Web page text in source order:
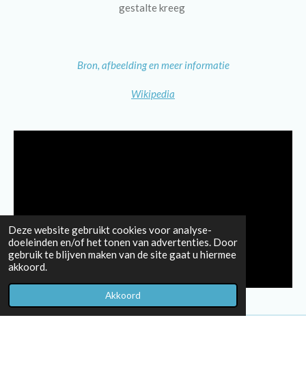
Deze website gebruikt cookies voor analyse-
doeleinden en/of het tonen van advertenties. Door
gebruik te blijven maken van de site gaat u hiermee
akkoord.
Akkoord
gestalte kreeg
Bron, afbeelding en meer informatie
Wikipedia